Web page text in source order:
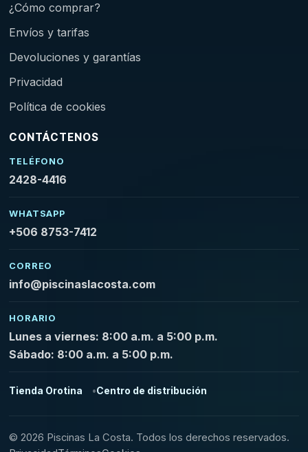
¿Cómo comprar?
Envíos y tarifas
Devoluciones y garantías
Privacidad
Política de cookies
CONTÁCTENOS
TELÉFONO
2428-4416
WHATSAPP
+506 8753-7412
CORREO
info@piscinaslacosta.com
HORARIO
Lunes a viernes: 8:00 a.m. a 5:00 p.m.
Sábado: 8:00 a.m. a 5:00 p.m.
Tienda Orotina Centro de distribución
© 2026 Piscinas La Costa. Todos los derechos reservados.